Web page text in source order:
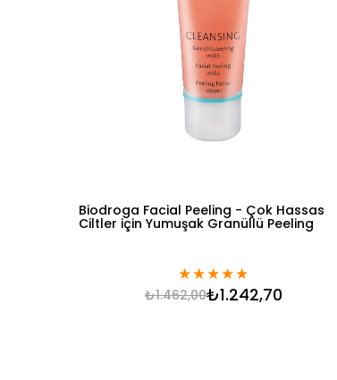
Biodroga Facial Peeling - Çok Hassas
Ciltler için Yumuşak Granüllü Peeling
★★★★★
₺1.242,70
₺1.462,00